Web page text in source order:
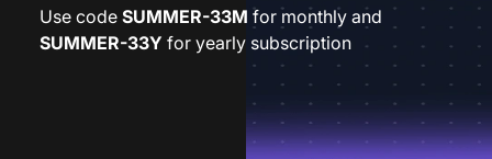
Use code SUMMER-33M for monthly and
SUMMER-33Y for yearly subscription